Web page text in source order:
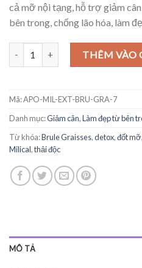
cả mỡ nội tạng, hỗ trợ giảm
bên trong, chống lão hóa, làm
Chai uống Milical Extra Brule
THÊM VÀO
Mã:APO-MIL-EXT-BRU-GRA-7
Danh mục:Giảm cân,Làm đẹp từ bên
Từ khóa:Brule Graisses,detox,đốt mỡ,
Milical,thải độc
MÔ TẢ